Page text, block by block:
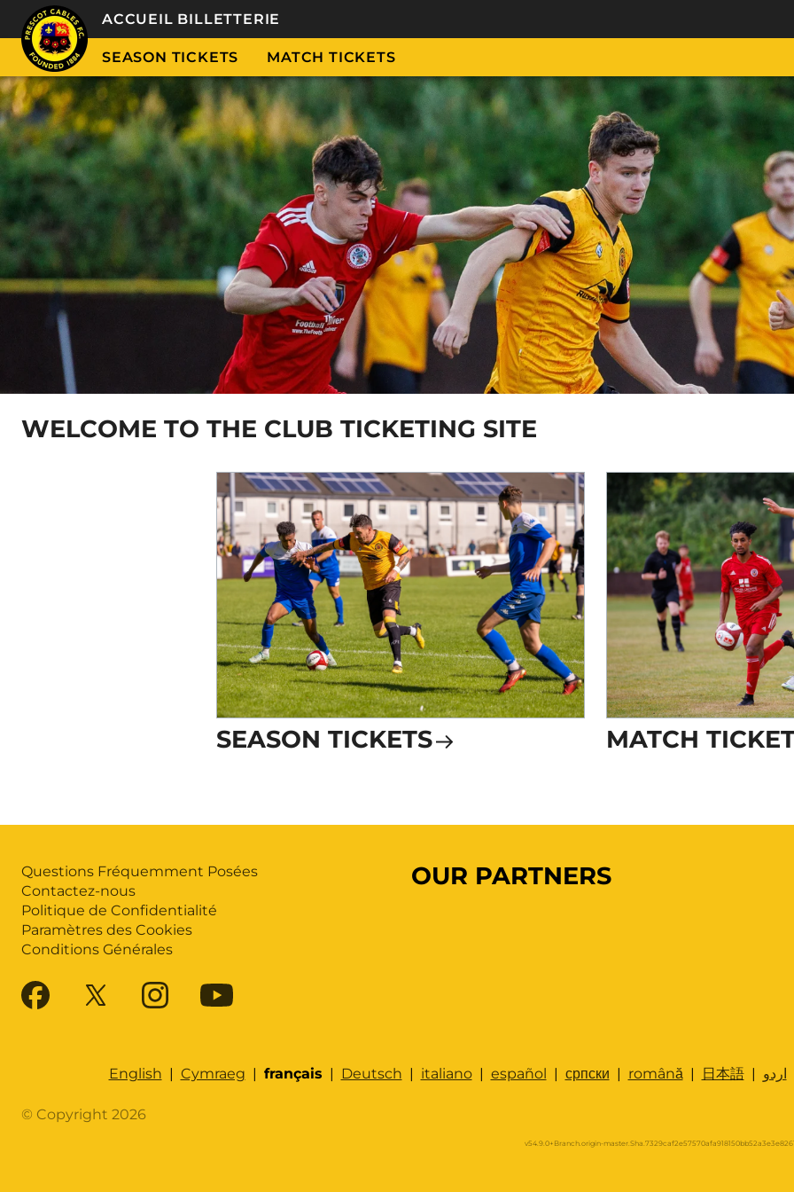
ACCUEIL BILLETTERIE
SEASON TICKETS MATCH TICKETS
WELCOME TO THE CLUB TICKETING SITE
SEASON TICKETS MATCH
Questions Fréquemment Posées
Contactez-nous
Politique de Confidentialité
Paramètres des Cookies
Conditions Générales
OUR PARTNERS
English | Cymraeg | français | Deutsch | italiano| español | српски | română| 日本語| اردو
© Copyright 2026
v54.9.0+Branch.origin-